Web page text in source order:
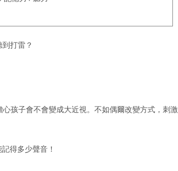
打雷？
孩子會不會變成大近視。不如偶爾改變方式，刺激
得多少聲音！